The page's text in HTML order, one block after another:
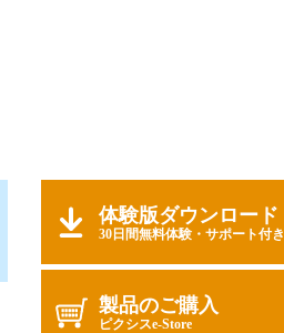
体験版ダウンロード
30日間無料体験・サポート付き
製品のご購入
ピクシスe-Store